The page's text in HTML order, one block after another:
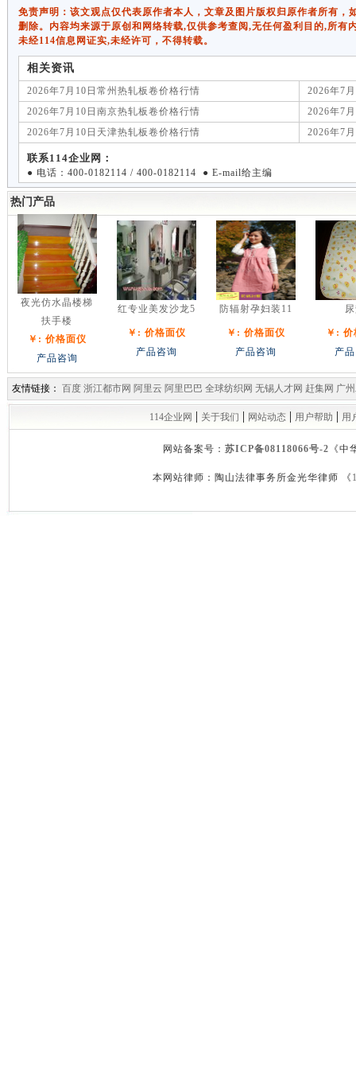
免责声明：该文观点仅代表原作者本人，文章及图片版权归原作者所有，
删除。内容均来源于原创和网络转载,仅供参考查阅,无任何盈利目的,所有
未经114信息网证实,未经许可，不得转载。
相关资讯
2026年7月10日常州热轧板卷价格行情
2026年7
2026年7月10日南京热轧板卷价格行情
2026年7
2026年7月10日天津热轧板卷价格行情
2026年7
联系114企业网：
● 电话：400-0182114 / 400-0182114 ● E-mail给主编
热门产品
夜光仿水晶楼梯
扶手楼
￥: 价格面仪
产品咨询
红专业美发沙龙5
￥: 价格面仪
产品咨询
防辐射孕妇装11
￥: 价格面仪
产品咨询
￥:
产
友情链接： 百度 浙江都市网 阿里云 阿里巴巴 全球纺织网 无锡人才网 赶集网 广
114企业网 | 关于我们 | 网站动态 | 用户帮助 | 用
网站备案号： 苏ICP备08118066号-2 《
本网站律师：陶山法律事务所金光华律师 《